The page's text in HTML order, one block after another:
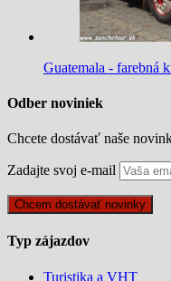
Guatemala - farebná
Odber noviniek
Chcete dostávať naše
Zadajte svoj e-mail
Typ zájazdov
Turistika a VHT